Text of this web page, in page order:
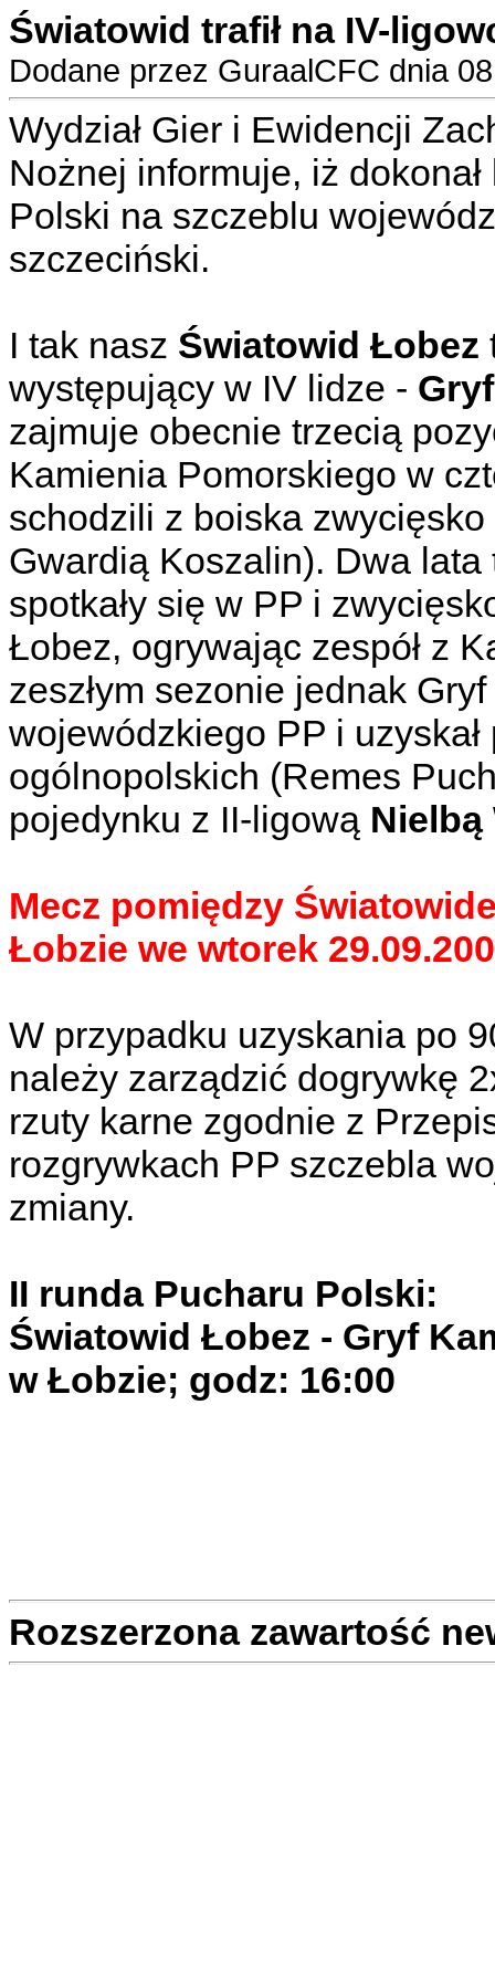
Światowid trafił na IV-
Dodane przez GuraalCFC dnia
Wydział Gier i Ewidencji
Nożnej informuje, iż
Polski na szczeblu
szczeciński.
I tak nasz Światowid Łobez
występujący w IV lidze -
zajmuje obecnie trzecią
Kamienia Pomorskiego w
schodzili z boiska
Gwardią Koszalin). Dwa lata
spotkały się w PP i
Łobez, ogrywając zespół z
zeszłym sezonie jednak
wojewódzkiego PP i
ogólnopolskich (Remes
pojedynku z II-ligową Nielbą
Mecz pomiędzy
Łobzie we wtorek
W przypadku uzyskania po
należy zarządzić dogrywkę
rzuty karne zgodnie z
rozgrywkach PP szczebla
zmiany.
II runda Pucharu Polski:
Światowid Łobez - Gryf
w Łobzie; godz: 16:00
Rozszerzona zawartość